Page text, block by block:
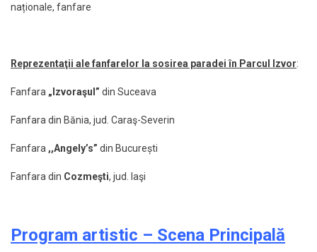
naționale, fanfare
Reprezentaţii ale fanfarelor la sosirea paradei în Parcul Izvor:
Fanfara „Izvoraşul” din Suceava
Fanfara din Bănia, jud. Caraş-Severin
Fanfara ,,Angely’s” din București
Fanfara din Cozmeşti, jud. Iaşi
Program artistic – Scena Principală